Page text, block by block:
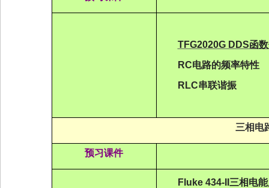
TFG2020G DDS函
RC电路的频率特性
RLC串联谐振
三相电
预习课件
Fluke 434-II 三相电